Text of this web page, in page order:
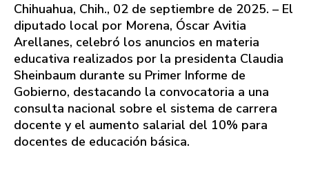
Chihuahua, Chih., 02 de septiembre de 2025. – El
diputado local por Morena, Óscar Avitia
Arellanes, celebró los anuncios en materia
educativa realizados por la presidenta Claudia
Sheinbaum durante su Primer Informe de
Gobierno, destacando la convocatoria a una
consulta nacional sobre el sistema de carrera
docente y el aumento salarial del 10% para
docentes de educación básica.